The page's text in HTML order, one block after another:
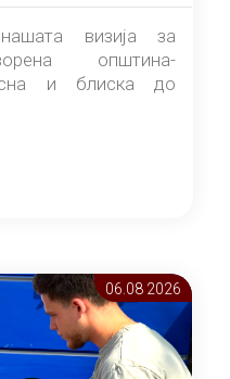
визија за
општина-
и блиска до
06.08 2026